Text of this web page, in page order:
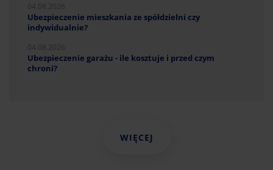
Ubezpieczenie mieszkania ze spółdzielni czy
indywidualnie?
Ubezpieczenie garażu - ile kosztuje i przed czym
chroni?
WIĘCEJ